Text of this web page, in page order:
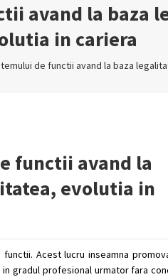
avand la baza
in cariera
de functii avand la baza
functii avand la
evolutia in
Acest lucru inseamna
gradul profesional urmator fara